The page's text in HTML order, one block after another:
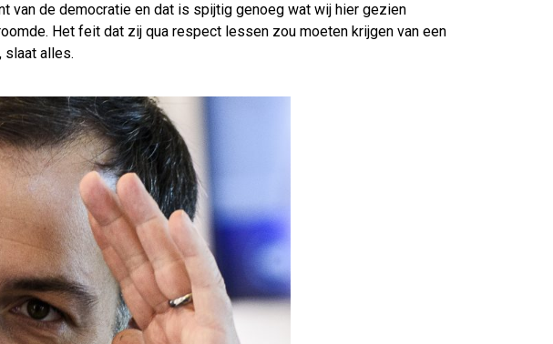
van de democratie en dat is spijtig genoeg wat wij hier gezien
Het feit dat zij qua respect lessen zou moeten krijgen van een
slaat alles.